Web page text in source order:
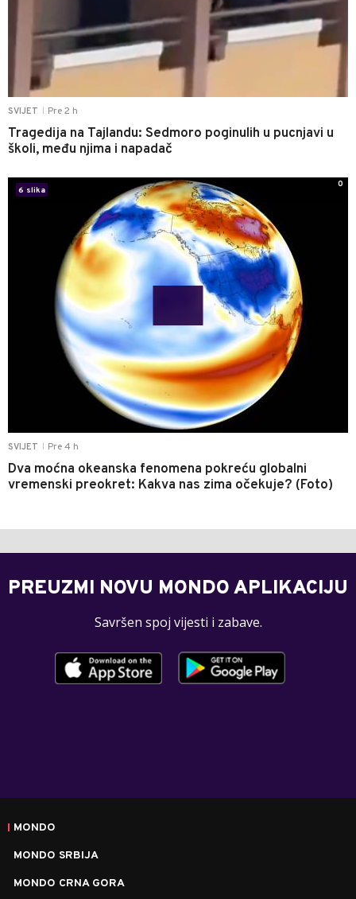
SVIJET Pre 2 h
Tragedija na Tajlandu: Sedmoro poginulih u pucnjavi u
školi, među njima i napadač
SVIJET Pre 4 h
Dva moćna okeanska fenomena pokreću globalni
vremenski preokret: Kakva nas zima očekuje? (Foto)
6 slika
0
PREUZMI NOVU MONDO APLIKACIJU
Savršen spoj vijesti i zabave.
MONDO
MONDO SRBIJA
MONDO CRNA GORA